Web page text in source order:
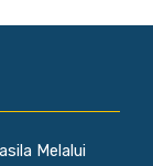
Melalui